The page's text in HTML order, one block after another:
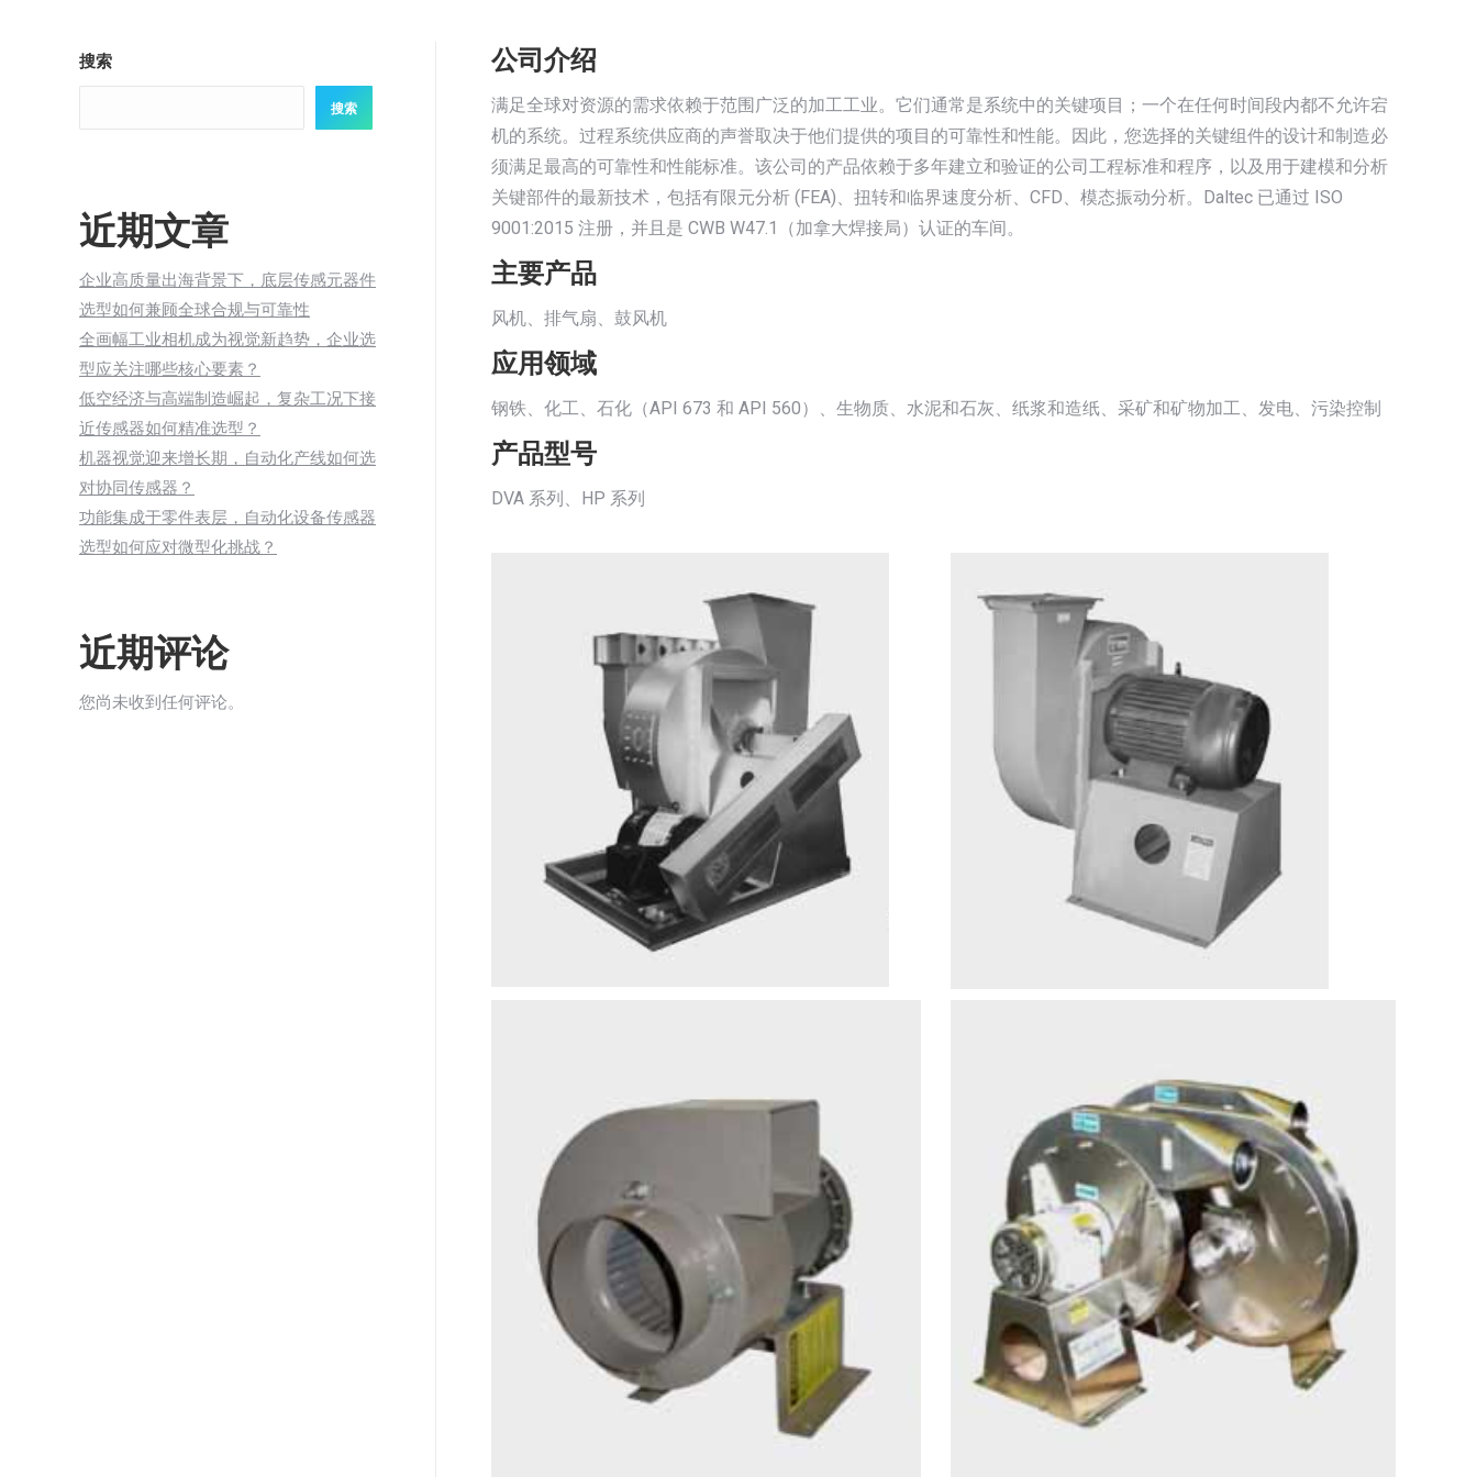
公司介绍
满足全球对资源的需求依赖于范围广泛的加工工业。它们通常是系统中的关键项目；一个在任何时间段内都不允许宕
机的系统。过程系统供应商的声誉取决于他们提供的项目的可靠性和性能。因此，您选择的关键组件的设计和制造必
须满足最高的可靠性和性能标准。该公司的产品依赖于多年建立和验证的公司工程标准和程序，以及用于建模和分析
关键部件的最新技术，包括有限元分析 (FEA)、扭转和临界速度分析、CFD、模态振动分析。Daltec 已通过 ISO
9001:2015 注册，并且是 CWB W47.1（加拿大焊接局）认证的车间。
主要产品
风机、排气扇、鼓风机
应用领域
钢铁、化工、石化（API 673 和 API 560）、生物质、水泥和石灰、纸浆和造纸、采矿和矿物加工、发电、污染控制
产品型号
DVA 系列、HP 系列
搜索
搜索
近期文章
企业高质量出海背景下，底层传感元器件
选型如何兼顾全球合规与可靠性
全画幅工业相机成为视觉新趋势，企业选
型应关注哪些核心要素？
低空经济与高端制造崛起，复杂工况下接
近传感器如何精准选型？
机器视觉迎来增长期，自动化产线如何选
对协同传感器？
功能集成于零件表层，自动化设备传感器
选型如何应对微型化挑战？
近期评论
您尚未收到任何评论。